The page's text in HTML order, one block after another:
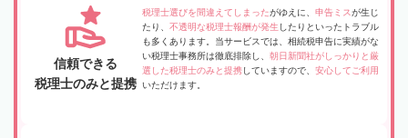
信頼できる
税理士のみと提携
税理士選びを間違えてしまったがゆえに、 申告ミスが生じ
たり、 不透明な税理士報酬が発生 したりといったトラブル
も多くあります。当サービスでは、相続税申告に実績がな
い税理士事務所は徹底排除し、 朝日新聞社がしっかりと厳
選した税理士のみと提携していますので、 安心してご利用
いただけます。